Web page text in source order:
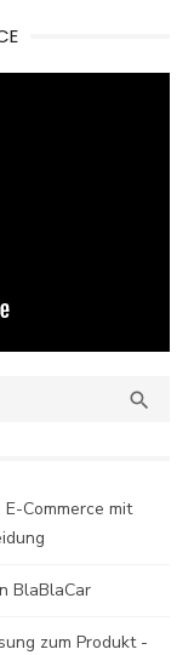

Commerce mit
BlaBlaCar
zum Produkt -